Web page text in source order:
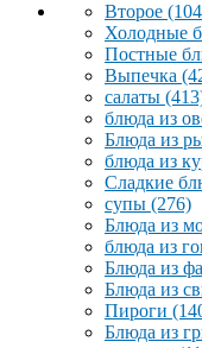
Второе
Холодные
Постные
Выпечка
салаты
блюда из
Блюда из
блюда из
Сладкие
супы (276)
Блюда из
блюда из
Блюда из
Блюда из
Пироги
Блюда из